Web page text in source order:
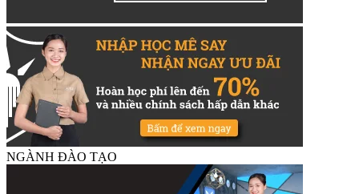
NGÀNH ĐÀO TẠO